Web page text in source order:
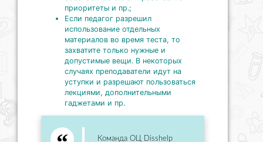
приоритеты и пр.;
Если педагог разрешил
использование отдельных
материалов во время теста, то
захватите только нужные и
допустимые вещи. В некоторых
случаях преподаватели идут на
уступки и разрешают пользоваться
лекциями, дополнительными
гаджетами и пр.
Команда ОЦ Disshelp